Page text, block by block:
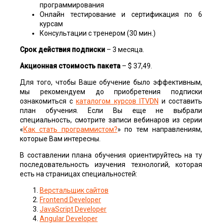
программирования
Онлайн тестирование и сертификация по 6
курсам
Консультации с тренером (30 мин.)
Срок действия подписки – 3 месяца.
Акционная стоимость пакета – $ 37,49.
Для того, чтобы Ваше обучение было эффективным,
мы рекомендуем до приобретения подписки
ознакомиться скаталогом курсов ITVDN и составить
план обучения. Если Вы еще не выбрали
специальность, смотрите записи вебинаров из серии
«Как стать программистом?» по тем направлениям,
которые Вам интересны.
В составлении плана обучения ориентируйтесь на ту
последовательность изучения технологий, которая
есть на страницах специальностей:
Верстальщик сайтов
Frontend Developer
JavaScript Developer
Angular Developer